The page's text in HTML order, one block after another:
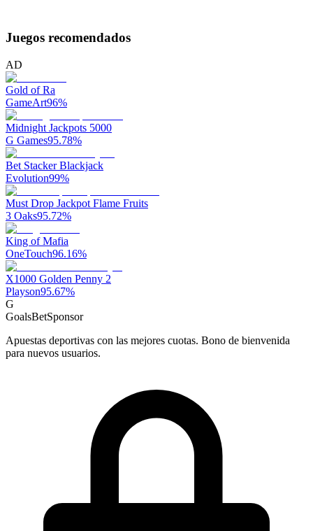
Juegos recomendados
AD
Gold of Ra
GameArt96%
Midnight Jackpots 5000
G Games95.78%
Bet Stacker Blackjack
Evolution99%
Must Drop Jackpot Flame Fruits
3 Oaks95.72%
King of Mafia
OneTouch96.16%
X1000 Golden Penny 2
Playson95.67%
G
GoalsBetSponsor
Apuestas deportivas con las mejores cuotas. Bono de bienvenida
para nuevos usuarios.